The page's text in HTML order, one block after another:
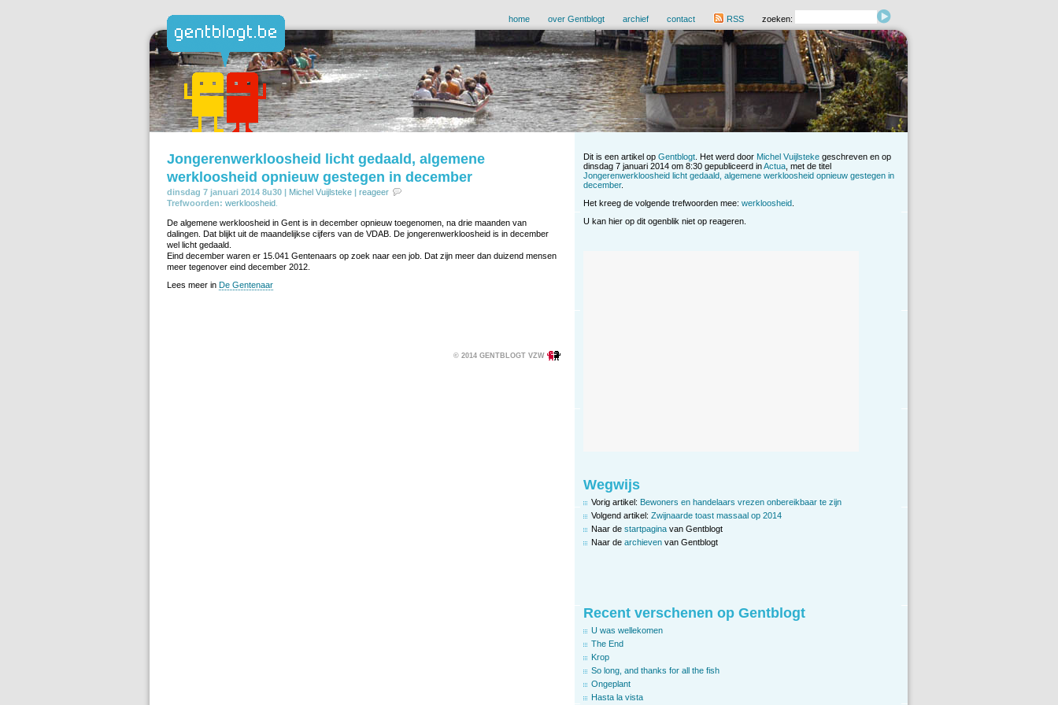
home over Gentblogt archief contact RSS zoeken:
Jongerenwerkloosheid licht gedaald, algemene
werkloosheid opnieuw gestegen in december
dinsdag 7 januari 2014 8u30 | Michel Vuijlsteke | reageer
Trefwoorden: werkloosheid
De algemene werkloosheid in Gent is in december opnieuw toegenomen, na drie maanden van
dalingen. Dat blijkt uit de maandelijkse cijfers van de VDAB. De jongerenwerkloosheid is in december
wel licht gedaald.
Eind december waren er 15.041 Gentenaars op zoek naar een job. Dat zijn meer dan duizend mensen
meer tegenover eind december 2012.
Lees meer in De Gentenaar
© 2014 GENTBLOGT VZW
Dit is een artikel op Gentblogt . Het werd door Michel Vuijlsteke geschreven en op
dinsdag 7 januari 2014 om 8:30 gepubliceerd inActua , met de titel
Jongerenwerkloosheid licht gedaald, algemene werkloosheid opnieuw gestegen in
december.
Het kreeg de volgende trefwoorden mee: werkloosheid
U kan hier op dit ogenblik niet op reageren.
Wegwijs
Vorig artikel: Bewoners en handelaars vrezen onbereikbaar te zijn
Volgend artikel: Zwijnaarde toast massaal op 2014
Naar de startpagina van Gentblogt
Naar de archieven van Gentblogt
Recent verschenen op Gentblogt
U was wellekomen
The End
Krop
So long, and thanks for all the fish
Ongeplant
Hasta la vista